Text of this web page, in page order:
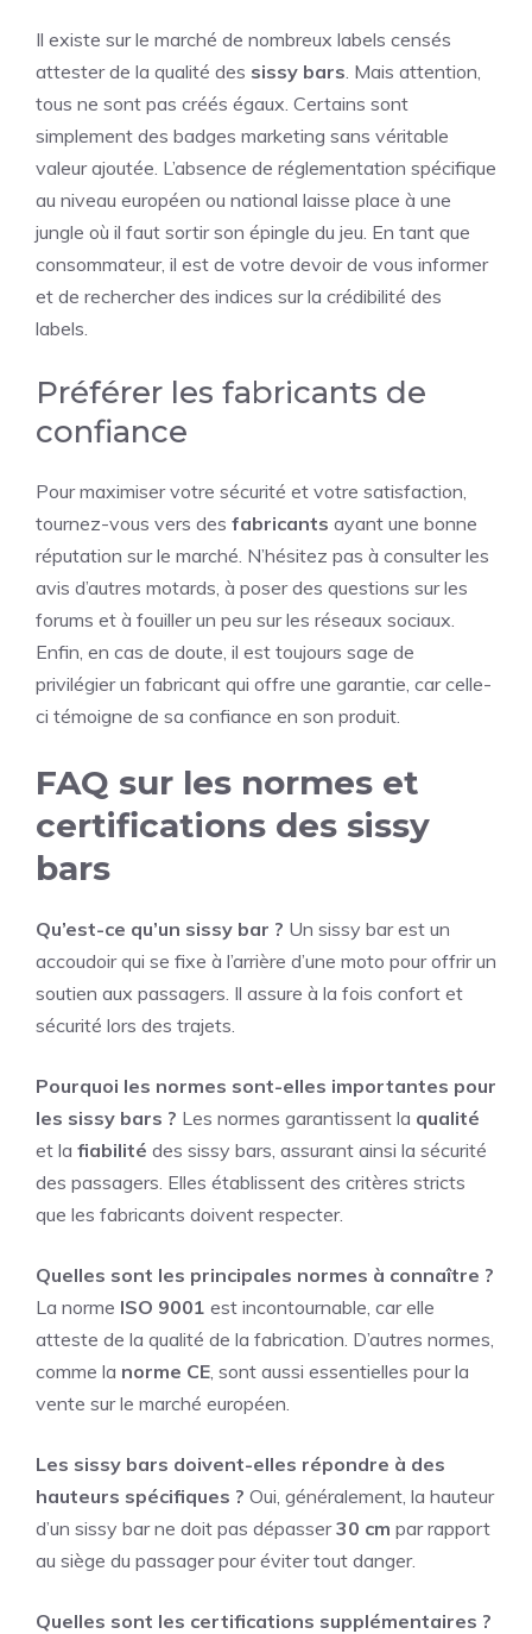
Il existe sur le marché de nombreux labels censés
attester de la qualité des sissy bars . Mais attention,
tous ne sont pas créés égaux. Certains sont
simplement des badges marketing sans véritable
valeur ajoutée. L’absence de réglementation spécifique
au niveau européen ou national laisse place à une
jungle où il faut sortir son épingle du jeu. En tant que
consommateur, il est de votre devoir de vous informer
et de rechercher des indices sur la crédibilité des
labels.
Préférer les fabricants de
confiance
Pour maximiser votre sécurité et votre satisfaction,
tournez-vous vers des fabricants ayant une bonne
réputation sur le marché. N’hésitez pas à consulter les
avis d’autres motards, à poser des questions sur les
forums et à fouiller un peu sur les réseaux sociaux.
Enfin, en cas de doute, il est toujours sage de
privilégier un fabricant qui offre une garantie, car celle-
ci témoigne de sa confiance en son produit.
FAQ sur les normes et
certifications des sissy
bars
Qu’est-ce qu’un sissy bar ? Un sissy bar est un
accoudoir qui se fixe à l’arrière d’une moto pour offrir un
soutien aux passagers. Il assure à la fois confort et
sécurité lors des trajets.
Pourquoi les normes sont-elles importantes pour
les sissy bars ? Les normes garantissent la qualité
et la fiabilité des sissy bars, assurant ainsi la sécurité
des passagers. Elles établissent des critères stricts
que les fabricants doivent respecter.
Quelles sont les principales normes à connaître ?
La norme ISO 9001 est incontournable, car elle
atteste de la qualité de la fabrication. D’autres normes,
comme la norme CE , sont aussi essentielles pour la
vente sur le marché européen.
Les sissy bars doivent-elles répondre à des
hauteurs spécifiques ? Oui, généralement, la hauteur
d’un sissy bar ne doit pas dépasser30 cm par rapport
au siège du passager pour éviter tout danger.
Quelles sont les certifications supplémentaires ?